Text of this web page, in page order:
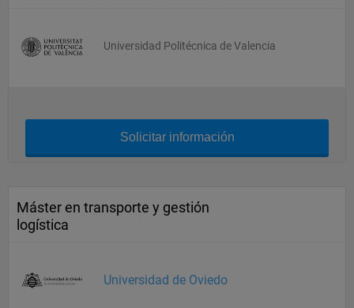
Universidad Politécnica de Valencia
Solicitar información
Máster en transporte y gestión
logística
Universidad de Oviedo